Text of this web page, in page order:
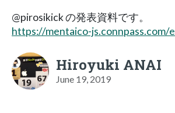
@pirosikick の発表資料です。
https://mentaico-
Hiroyuki ANAI
June 19, 2019